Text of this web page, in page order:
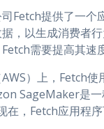
Fetch提供了一个
，以生成消费者
需要提高其速
）上，Fetch
SageMaker是
，Fetch应用程